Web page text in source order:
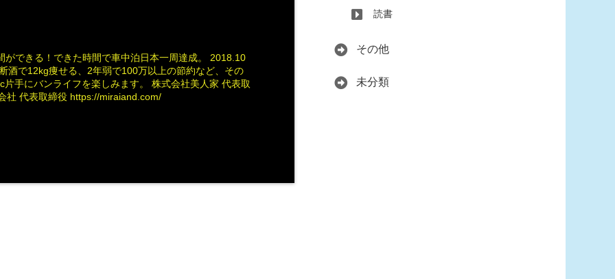
ができる！できた時間で車中泊日本一周達成。 2018.10
酒で12kg痩せる、2年弱で100万以上の節約など、その
片手にバンライフを楽しみます。 株式会社美人家 代表取
社 代表取締役 https://miraiand.com/
読書
その他
未分類